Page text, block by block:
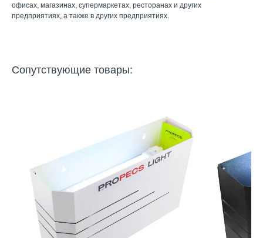
офисах, магазинах, супермаркетах, ресторанах и других
предприятиях, а также в других предприятиях.
Сопутствующие товары: